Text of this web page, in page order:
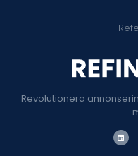
Revolutionera